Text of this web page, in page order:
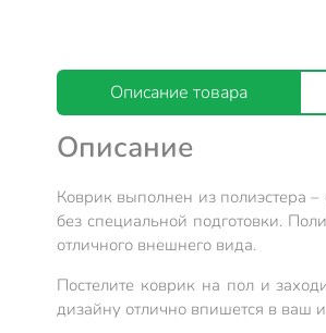
Описание товара
Описание
Коврик выполнен из полиэстера
без специальной подготовки.
отличного внешнего вида.
Постелите коврик на пол и
дизайну отлично впишется в ваш